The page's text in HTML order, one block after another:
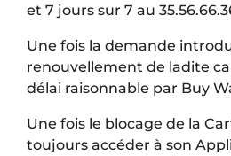
et 7 jours sur 7 au
Une fois la demande
renouvellement de ladite
délai raisonnable par Buy
Une fois le blocage de la
toujours accéder à son